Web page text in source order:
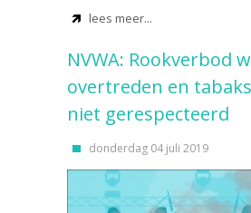
lees meer...
NVWA: Rookverbod
overtreden en
niet gerespecteerd
donderdag 04 juli 2019